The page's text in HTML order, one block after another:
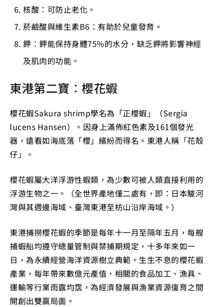
核酸：可防止老化。
菸鹼酸與維生素B6：有助於兒童發育。
鉀：鉀能保持身體75%的水分，缺乏鉀將影響神經
及肌肉的功能。
東港第二寶：櫻花蝦
櫻花蝦Sakura shrimp學名為「正櫻蝦」（Sergia
lucens Hansen）。因身上滿佈紅色素及161個發光
器，遠看如海底落「櫻」繽紛而得名。東港人稱「花殼
仔」。
櫻花蝦屬大洋浮游性蝦類，為少數可被人類直接利用的
浮游生物之一。（全世界產地僅二處有，即：日本駿河
灣與其週邊海域、臺灣東港至枋山沿岸海域。）
東港捕撈櫻花蝦的季節是每年十一月至隔年五月，每艘
捕蝦船均遵守總量管制與禁捕期規定，十多年來如一
日，為永續經營海洋資源樹立典範。生生不息的櫻花蝦
產業，每年帶來數億元產值，相關的食品加工、漁具、
運輸等行業雨露均霑，為經濟發展與漁業資源復育之間
開創出雙贏局面。